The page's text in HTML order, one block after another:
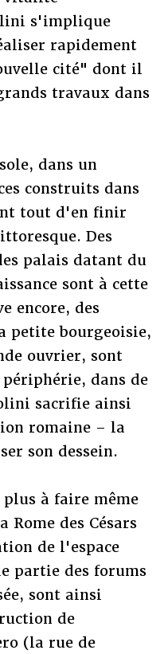
s'implique
rapidement
cité" dont il
travaux dans
dans un
construits dans
tout d'en finir
Des
palais datant du
sont à cette
encore, des
petite bourgeoisie,
ouvrier, sont
dans de
sacrifie ainsi
romaine – la
son dessein.
à faire même
Rome des Césars
de l'espace
partie des forums
sont ainsi
de
(la rue de